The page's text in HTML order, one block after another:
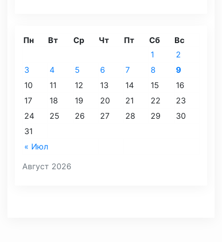
Август 2026
Пн Вт Ср Чт Пт Сб Вс
« Июл
1
2
3
4 5 6 7 8
9
10
11 12 13 14 15
16
17
18 19 20 21 22
23
24
25 26 27 28 29
30
31